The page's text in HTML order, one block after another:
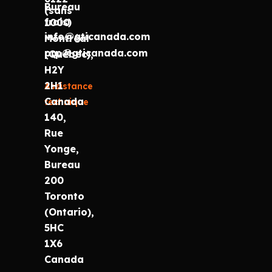
(sans
frais)
info@gticanada.com
prp@gticanada.com
Assistance
technique
Bureau
1000
Montréal
(Québec),
H2Y
2H1
Canada
140,
Rue
Yonge,
Bureau
200
Toronto
(Ontario),
5HC
1X6
Canada